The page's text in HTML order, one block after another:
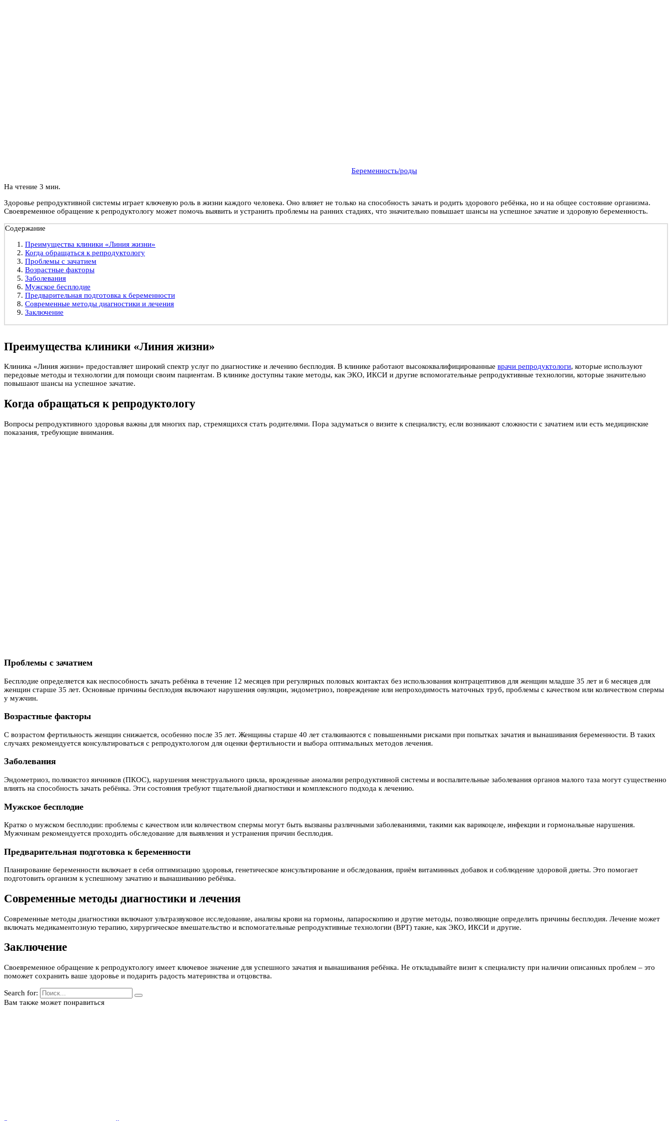
Беременность/роды
На чтение 3 мин.
Здоровье репродуктивной системы играет ключевую роль в жизни каждого человека. Оно влияет не только на способность зачать и родить здорового ребёнка, но и на общее состояние организма.
Своевременное обращение к репродуктологу может помочь выявить и устранить проблемы на ранних стадиях, что значительно повышает шансы на успешное зачатие и здоровую беременность.
Содержание
Преимущества клиники «Линия жизни»
Когда обращаться к репродуктологу
Проблемы с зачатием
Возрастные факторы
Заболевания
Мужское бесплодие
Предварительная подготовка к беременности
Современные методы диагностики и лечения
Заключение
Преимущества клиники «Линия жизни»
Клиника «Линия жизни» предоставляет широкий спектр услуг по диагностике и лечению бесплодия. В клинике работают высококвалифицированные врачи репродуктологи, которые используют
передовые методы и технологии для помощи своим пациентам. В клинике доступны такие методы, как ЭКО, ИКСИ и другие вспомогательные репродуктивные технологии, которые значительно
повышают шансы на успешное зачатие.
Когда обращаться к репродуктологу
Вопросы репродуктивного здоровья важны для многих пар, стремящихся стать родителями. Пора задуматься о визите к специалисту, если возникают сложности с зачатием или есть медицинские
показания, требующие внимания.
Проблемы с зачатием
Бесплодие определяется как неспособность зачать ребёнка в течение 12 месяцев при регулярных половых контактах без использования контрацептивов для женщин младше 35 лет и 6 месяцев для
женщин старше 35 лет. Основные причины бесплодия включают нарушения овуляции, эндометриоз, повреждение или непроходимость маточных труб, проблемы с качеством или количеством спермы
у мужчин.
Возрастные факторы
С возрастом фертильность женщин снижается, особенно после 35 лет. Женщины старше 40 лет сталкиваются с повышенными рисками при попытках зачатия и вынашивания беременности. В таких
случаях рекомендуется консультироваться с репродуктологом для оценки фертильности и выбора оптимальных методов лечения.
Заболевания
Эндометриоз, поликистоз яичников (ПКОС), нарушения менструального цикла, врожденные аномалии репродуктивной системы и воспалительные заболевания органов малого таза могут существенно
влиять на способность зачать ребёнка. Эти состояния требуют тщательной диагностики и комплексного подхода к лечению.
Мужское бесплодие
Кратко о мужском бесплодии: проблемы с качеством или количеством спермы могут быть вызваны различными заболеваниями, такими как варикоцеле, инфекции и гормональные нарушения.
Мужчинам рекомендуется проходить обследование для выявления и устранения причин бесплодия.
Предварительная подготовка к беременности
Планирование беременности включает в себя оптимизацию здоровья, генетическое консультирование и обследования, приём витаминных добавок и соблюдение здоровой диеты. Это помогает
подготовить организм к успешному зачатию и вынашиванию ребёнка.
Современные методы диагностики и лечения
Современные методы диагностики включают ультразвуковое исследование, анализы крови на гормоны, лапароскопию и другие методы, позволяющие определить причины бесплодия. Лечение может
включать медикаментозную терапию, хирургическое вмешательство и вспомогательные репродуктивные технологии (ВРТ) такие, как ЭКО, ИКСИ и другие.
Заключение
Своевременное обращение к репродуктологу имеет ключевое значение для успешного зачатия и вынашивания ребёнка. Не откладывайте визит к специалисту при наличии описанных проблем – это
поможет сохранить ваше здоровье и подарить радость материнства и отцовства.
Search for:
Вам также может понравиться